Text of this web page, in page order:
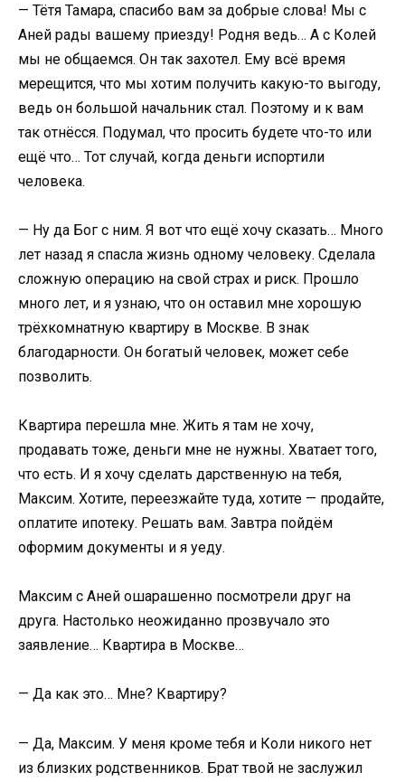
— Тётя Тамара, спасибо вам за добрые слова! Мы с
Аней рады вашему приезду! Родня ведь… А с Колей
мы не общаемся. Он так захотел. Ему всё время
мерещится, что мы хотим получить какую-то выгоду,
ведь он большой начальник стал. Поэтому и к вам
так отнёсся. Подумал, что просить будете что-то или
ещё что… Тот случай, когда деньги испортили
человека.
— Ну да Бог с ним. Я вот что ещё хочу сказать… Много
лет назад я спасла жизнь одному человеку. Сделала
сложную операцию на свой страх и риск. Прошло
много лет, и я узнаю, что он оставил мне хорошую
трёхкомнатную квартиру в Москве. В знак
благодарности. Он богатый человек, может себе
позволить.
Квартира перешла мне. Жить я там не хочу,
продавать тоже, деньги мне не нужны. Хватает того,
что есть. И я хочу сделать дарственную на тебя,
Максим. Хотите, переезжайте туда, хотите — продайте,
оплатите ипотеку. Решать вам. Завтра пойдём
оформим документы и я уеду.
Максим с Аней ошарашенно посмотрели друг на
друга. Настолько неожиданно прозвучало это
заявление… Квартира в Москве…
— Да как это… Мне? Квартиру?
— Да, Максим. У меня кроме тебя и Коли никого нет
из близких родственников. Брат твой не заслужил